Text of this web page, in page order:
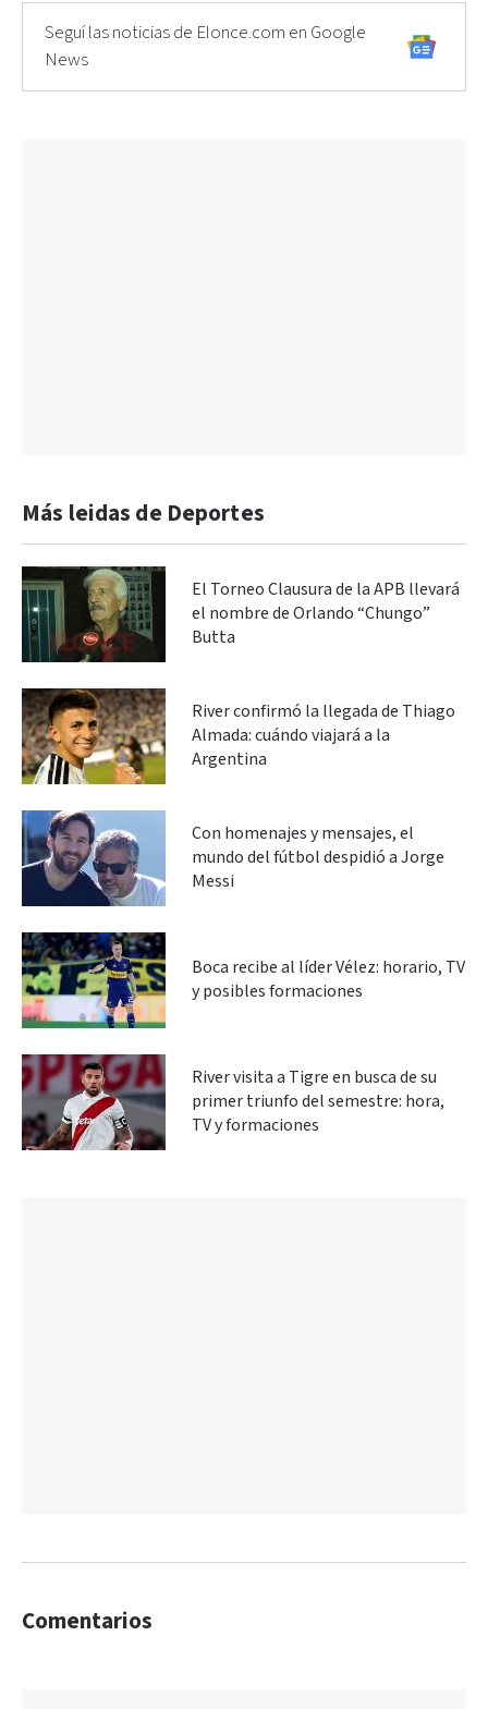
Seguí las noticias de Elonce.com en Google
News
Más leidas de Deportes
El Torneo Clausura de la APB llevará
el nombre de Orlando “Chungo”
Butta
River confirmó la llegada de Thiago
Almada: cuándo viajará a la
Argentina
Con homenajes y mensajes, el
mundo del fútbol despidió a Jorge
Messi
Boca recibe al líder Vélez: horario, TV
y posibles formaciones
River visita a Tigre en busca de su
primer triunfo del semestre: hora,
TV y formaciones
Comentarios